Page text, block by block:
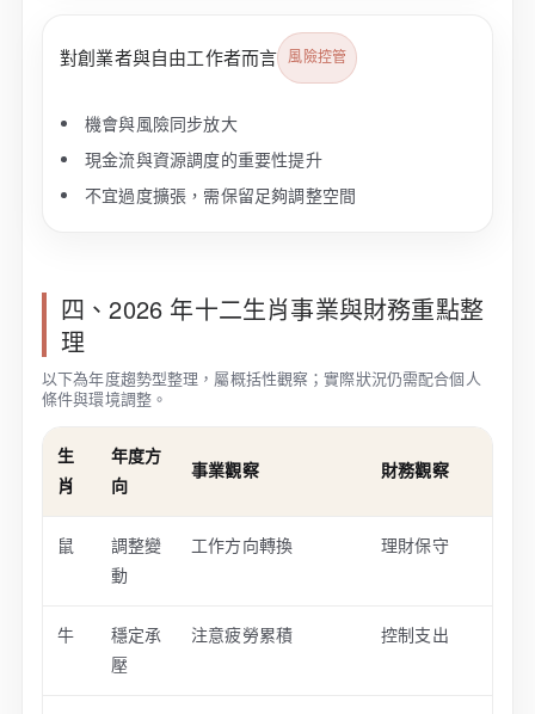
對創業者與自由工作者而言 風險控管
機會與風險同步放大
現金流與資源調度的重要性提升
不宜過度擴張，需保留足夠調整空間
四、2026 年十二生肖事業與財務重點整
理
以下為年度趨勢型整理，屬概括性觀察；實際狀況仍需配合個人
條件與環境調整。
生
肖
年度方
向
事業觀察 財務觀察
鼠
調整變
動
工作方向轉換 理財保守
牛
穩定承
壓
注意疲勞累積 控制支出